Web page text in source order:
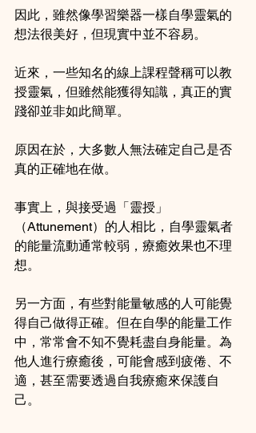
因此，雖然像學習樂器一樣自學靈氣的
想法很美好，但現實中並不容易。
近來，一些知名的線上課程聲稱可以教
授靈氣，但雖然能獲得知識，真正的實
踐卻並非如此簡單。
原因在於，大多數人無法確定自己是否
真的正確地在做。
事實上，與接受過「靈授」
（Attunement）的人相比，自學靈氣者
的能量流動通常較弱，療癒效果也不理
想。
另一方面，有些對能量敏感的人可能覺
得自己做得正確。但在自學的能量工作
中，常常會不知不覺耗盡自身能量。為
他人進行療癒後，可能會感到疲倦、不
適，甚至需要透過自我療癒來保護自
己。